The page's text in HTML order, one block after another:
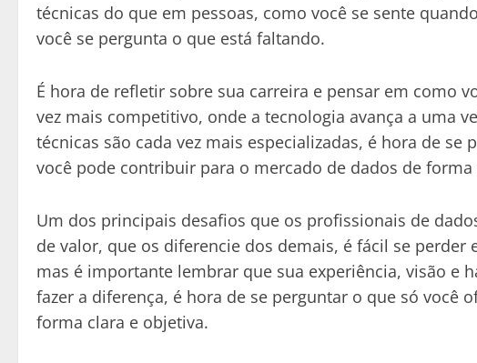
técnicas do que em pessoas, como você se sente
você se pergunta o que está faltando.
É hora de refletir sobre sua carreira e pensar em como
vez mais competitivo, onde a tecnologia avança a uma
técnicas são cada vez mais especializadas, é hora de
você pode contribuir para o mercado de dados de forma
Um dos principais desafios que os profissionais de
de valor, que os diferencie dos demais, é fácil se
mas é importante lembrar que sua experiência, visão e
fazer a diferença, é hora de se perguntar o que só você
forma clara e objetiva.